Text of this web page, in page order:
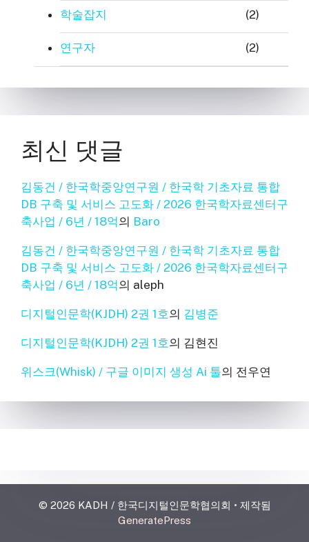
학술잡지 (2)
연구자 (2)
최신 댓글
김동건 / 한국학중앙연구원 / 한국학 기초자료 통합
DB 구축 및 서비스 고도화 / 2026 한국학자료센터구
축사업 / 6년 / 18억의 Baro
김동건 / 한국학중앙연구원 / 한국학 기초자료 통합
DB 구축 및 서비스 고도화 / 2026 한국학자료센터구
축사업 / 6년 / 18억의 aleph
디지털인문학(KJDH) 2권 1호의 김병준
디지털인문학(KJDH) 2권 1호의 김현진
위스크(Whisk) / 구글 이미지 생성 Ai 툴의 전우연
© 2026 KADH / 한국디지털인문학협의회 • 제작됨
GeneratePress